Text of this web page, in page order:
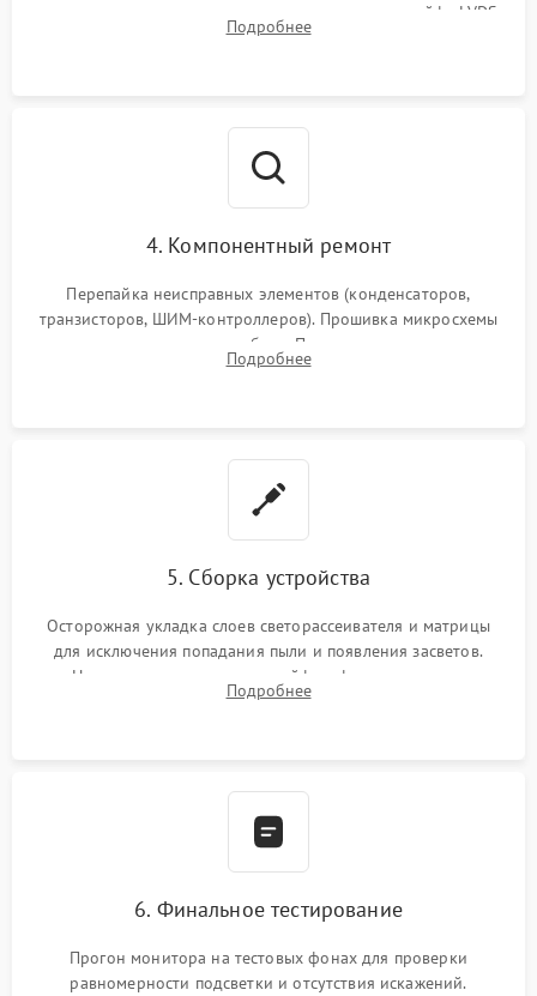
питания скалера и тестирование сигналов на шлейфе LVDS
Подробнее
4. Компонентный ремонт
Перепайка неисправных элементов (конденсаторов,
транзисторов, ШИМ-контроллеров). Прошивка микросхемы
памяти при программных сбоях. При поломке подсветки —
разборка матрицы и замена выгоревших светодиодов.
Подробнее
5. Сборка устройства
Осторожная укладка слоев светорассеивателя и матрицы
для исключения попадания пыли и появления засветов.
Надежное подключение шлейфов, фиксация плат и
аккуратное защелкивание пластикового корпуса монитора.
Подробнее
6. Финальное тестирование
Прогон монитора на тестовых фонах для проверки
равномерности подсветки и отсутствия искажений.